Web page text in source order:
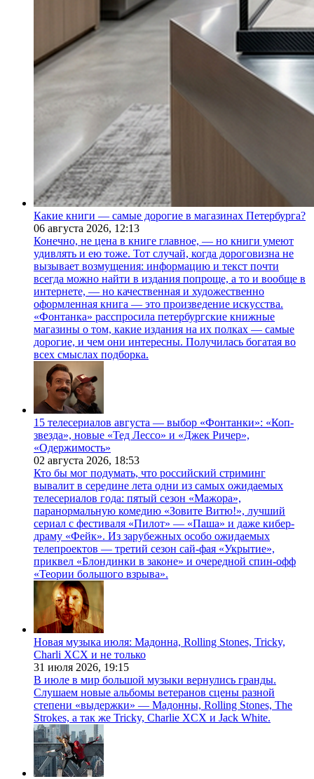
Какие книги — самые дорогие в магазинах Петербурга?
06 августа 2026, 12:13
Конечно, не цена в книге главное, — но книги умеют
удивлять и ею тоже. Тот случай, когда дороговизна не
вызывает возмущения: информацию и текст почти
всегда можно найти в издания попроще, а то и вообще в
интернете, — но качественная и художественно
оформленная книга — это произведение искусства.
«Фонтанка» расспросила петербургские книжные
магазины о том, какие издания на их полках — самые
дорогие, и чем они интересны. Получилась богатая во
всех смыслах подборка.
15 телесериалов августа — выбор «Фонтанки»: «Коп-
звезда», новые «Тед Лессо» и «Джек Ричер»,
«Одержимость»
02 августа 2026, 18:53
Кто бы мог подумать, что российский стриминг
вывалит в середине лета одни из самых ожидаемых
телесериалов года: пятый сезон «Мажора»,
паранормальную комедию «Зовите Витю!», лучший
сериал с фестиваля «Пилот» — «Паша» и даже кибер-
драму «Фейк». Из зарубежных особо ожидаемых
телепроектов — третий сезон сай-фая «Укрытие»,
приквел «Блондинки в законе» и очередной спин-офф
«Теории большого взрыва».
Новая музыка июля: Мадонна, Rolling Stones, Tricky,
Charli XCX и не только
31 июля 2026, 19:15
В июле в мир большой музыки вернулись гранды.
Слушаем новые альбомы ветеранов сцены разной
степени «выдержки» — Мадонны, Rolling Stones, The
Strokes, а так же Tricky, Charlie XCX и Jack White.